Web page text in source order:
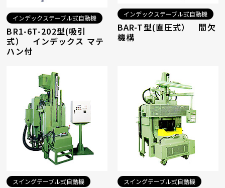
インデックステーブル式自動機
BR1-6T-202型(吸引
式） インデックス マテ
ハン付
インデックステーブル式自動機
BAR-T型(直圧式） 間欠
機構
スイングテーブル式自動機 スイングテーブル式自動機